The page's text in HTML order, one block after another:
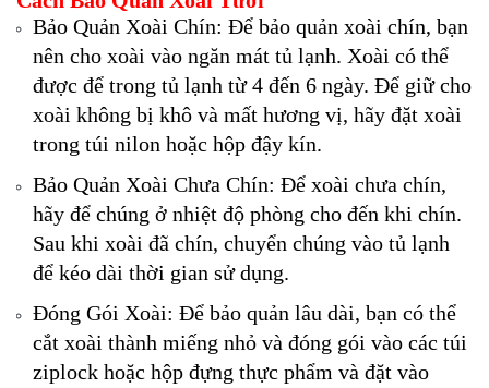
Bảo Quản Xoài Chín: Để bảo quản xoài chín, bạn
nên cho xoài vào ngăn mát tủ lạnh. Xoài có thể
được để trong tủ lạnh từ 4 đến 6 ngày. Để giữ cho
xoài không bị khô và mất hương vị, hãy đặt xoài
trong túi nilon hoặc hộp đậy kín.
Bảo Quản Xoài Chưa Chín: Để xoài chưa chín,
hãy để chúng ở nhiệt độ phòng cho đến khi chín.
Sau khi xoài đã chín, chuyển chúng vào tủ lạnh
để kéo dài thời gian sử dụng.
Đóng Gói Xoài: Để bảo quản lâu dài, bạn có thể
cắt xoài thành miếng nhỏ và đóng gói vào các túi
ziplock hoặc hộp đựng thực phẩm và đặt vào